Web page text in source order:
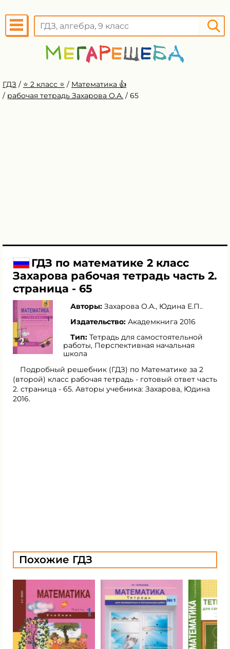
ГДЗ / ⭐️ 2 класс ⭐️ / Математика 👍
/ рабочая тетрадь Захарова О.А. / 65
ГДЗ по математике 2 класс
Захарова рабочая тетрадь часть 2.
страница - 65
Авторы: Захарова О.А., Юдина Е.П..
Издательство: Академкнига 2016
Тип: Тетрадь для самостоятельной
работы, Перспективная начальная
школа
Подробный решебник (ГДЗ) по Математике за 2
(второй) класс рабочая тетрадь - готовый ответ часть
2. страница - 65. Авторы учебника: Захарова, Юдина
2016.
Похожие ГДЗ